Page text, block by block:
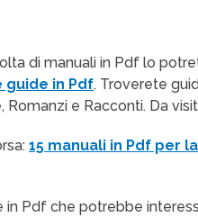
di manuali in Pdf lo
guide in Pdf. Troverete
Romanzi e Racconti. Da
15 manuali in Pdf per
in Pdf che potrebbe